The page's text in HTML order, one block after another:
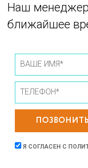
Наш
ближайшее
Я СОГЛАСЕН С